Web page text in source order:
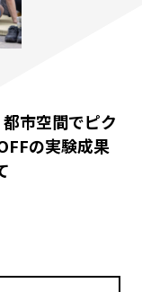
市空間でピク
の実験成果